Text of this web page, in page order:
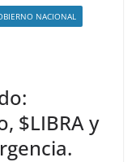
NACIONAL
$LIBRA y